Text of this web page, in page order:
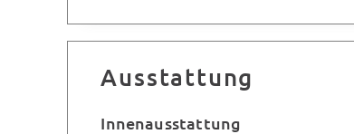
Ausstattung
Innenausstattung